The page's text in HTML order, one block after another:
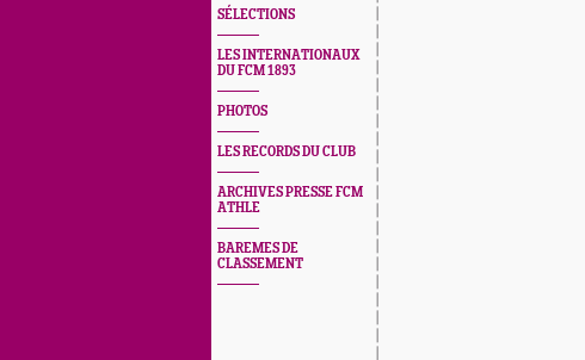
SÉLECTIONS
LES INTERNATIONAUX
DU FCM 1893
PHOTOS
LES RECORDS DU CLUB
ARCHIVES PRESSE FCM
ATHLE
BAREMES DE
CLASSEMENT